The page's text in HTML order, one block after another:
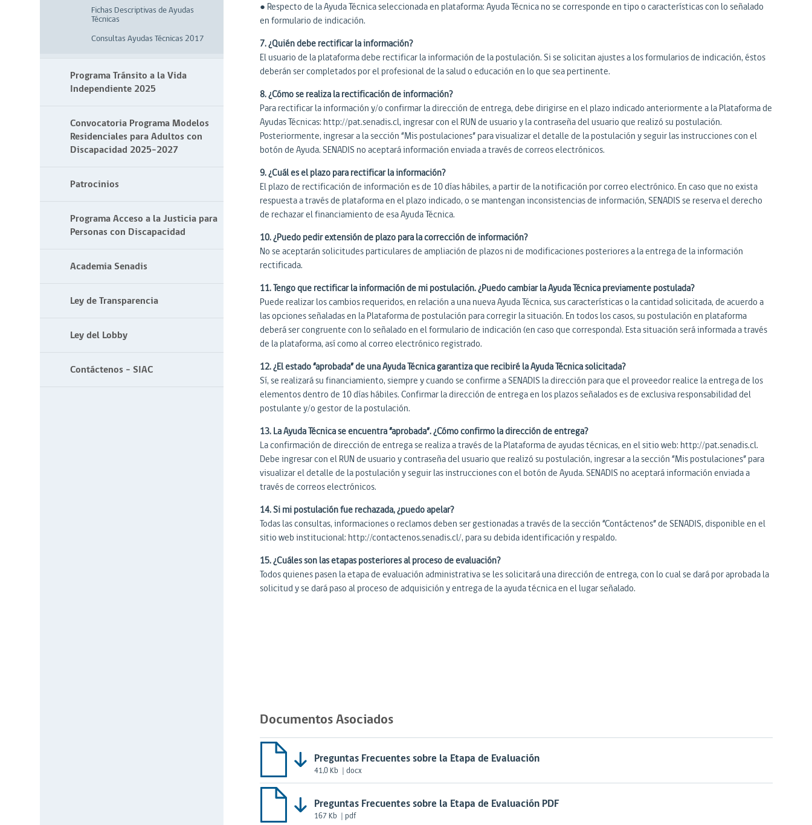
Fichas Descriptivas de Ayudas
Técnicas
Consultas Ayudas Técnicas 2017
Programa Tránsito a la Vida
Independiente 2025
Convocatoria Programa Modelos
Residenciales para Adultos con
Discapacidad 2025-2027
Patrocinios
Programa Acceso a la Justicia para
Personas con Discapacidad
Academia Senadis
Ley de Transparencia
Ley del Lobby
Contáctenos - SIAC
● Respecto de la Ayuda Técnica seleccionada en plataforma: Ayuda Técnica no se corresponde en tipo o características con lo señalado
en formulario de indicación.
7. ¿Quién debe rectificar la información?
El usuario de la plataforma debe rectificar la información de la postulación. Si se solicitan ajustes a los formularios de indicación, éstos
deberán ser completados por el profesional de la salud o educación en lo que sea pertinente.
8. ¿Cómo se realiza la rectificación de información?
Para rectificar la información y/o confirmar la dirección de entrega, debe dirigirse en el plazo indicado anteriormente a la Plataforma de
Ayudas Técnicas: http://pat.senadis.cl, ingresar con el RUN de usuario y la contraseña del usuario que realizó su postulación.
Posteriormente, ingresar a la sección “Mis postulaciones” para visualizar el detalle de la postulación y seguir las instrucciones con el
botón de Ayuda. SENADIS no aceptará información enviada a través de correos electrónicos.
9. ¿Cuál es el plazo para rectificar la información?
El plazo de rectificación de información es de 10 días hábiles, a partir de la notificación por correo electrónico. En caso que no exista
respuesta a través de plataforma en el plazo indicado, o se mantengan inconsistencias de información, SENADIS se reserva el derecho
de rechazar el financiamiento de esa Ayuda Técnica.
10. ¿Puedo pedir extensión de plazo para la corrección de información?
No se aceptarán solicitudes particulares de ampliación de plazos ni de modificaciones posteriores a la entrega de la información
rectificada.
11. Tengo que rectificar la información de mi postulación. ¿Puedo cambiar la Ayuda Técnica previamente postulada?
Puede realizar los cambios requeridos, en relación a una nueva Ayuda Técnica, sus características o la cantidad solicitada, de acuerdo a
las opciones señaladas en la Plataforma de postulación para corregir la situación. En todos los casos, su postulación en plataforma
deberá ser congruente con lo señalado en el formulario de indicación (en caso que corresponda). Esta situación será informada a través
de la plataforma, así como al correo electrónico registrado.
12. ¿El estado “aprobada” de una Ayuda Técnica garantiza que recibiré la Ayuda Técnica solicitada?
Sí, se realizará su financiamiento, siempre y cuando se confirme a SENADIS la dirección para que el proveedor realice la entrega de los
elementos dentro de 10 días hábiles. Confirmar la dirección de entrega en los plazos señalados es de exclusiva responsabilidad del
postulante y/o gestor de la postulación.
13. La Ayuda Técnica se encuentra “aprobada”. ¿Cómo confirmo la dirección de entrega?
La confirmación de dirección de entrega se realiza a través de la Plataforma de ayudas técnicas, en el sitio web: http://pat.senadis.cl.
Debe ingresar con el RUN de usuario y contraseña del usuario que realizó su postulación, ingresar a la sección “Mis postulaciones” para
visualizar el detalle de la postulación y seguir las instrucciones con el botón de Ayuda. SENADIS no aceptará información enviada a
través de correos electrónicos.
14. Si mi postulación fue rechazada, ¿puedo apelar?
Todas las consultas, informaciones o reclamos deben ser gestionadas a través de la sección “Contáctenos” de SENADIS, disponible en el
sitio web institucional: http://contactenos.senadis.cl/, para su debida identificación y respaldo.
15. ¿Cuáles son las etapas posteriores al proceso de evaluación?
Todos quienes pasen la etapa de evaluación administrativa se les solicitará una dirección de entrega, con lo cual se dará por aprobada la
solicitud y se dará paso al proceso de adquisición y entrega de la ayuda técnica en el lugar señalado.
Documentos Asociados
Preguntas Frecuentes sobre la Etapa de Evaluación
41,0 Kb | docx
Preguntas Frecuentes sobre la Etapa de Evaluación PDF
167 Kb | pdf